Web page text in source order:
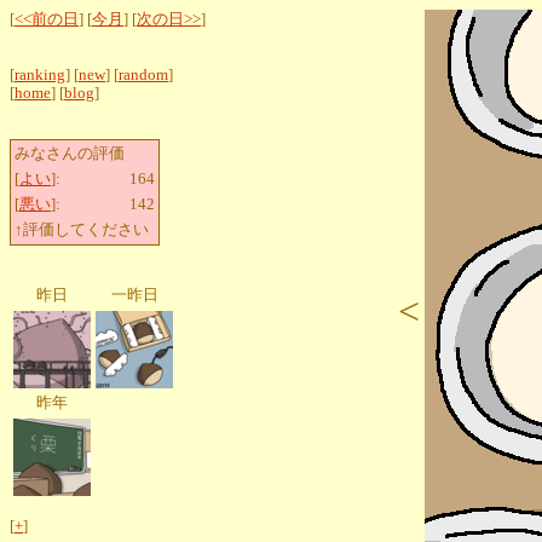
[<<前の日 ] [今月 ] [次の日>>]
[ranking] [new] [random]
[home] [blog]
みなさんの評価
[よい]:
164
[悪い]:
142
↑評価してください
昨日 一昨日
昨年
[+]
<